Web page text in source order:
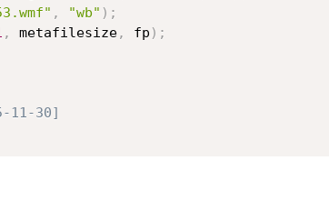
, "wb" ) ;
, metafilesize, fp ) ;
11-30]